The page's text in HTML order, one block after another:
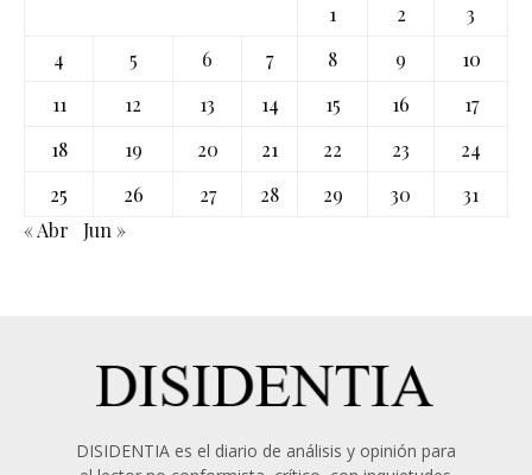
1
2
3
4
5 6 7 8 9
10
11
12 13 14 15 16
17
18
19 20 21 22 23
24
25
26 27 28 29 30
31
« Abr
Jun »
DISIDENTIA es el diario de análisis y opinión para